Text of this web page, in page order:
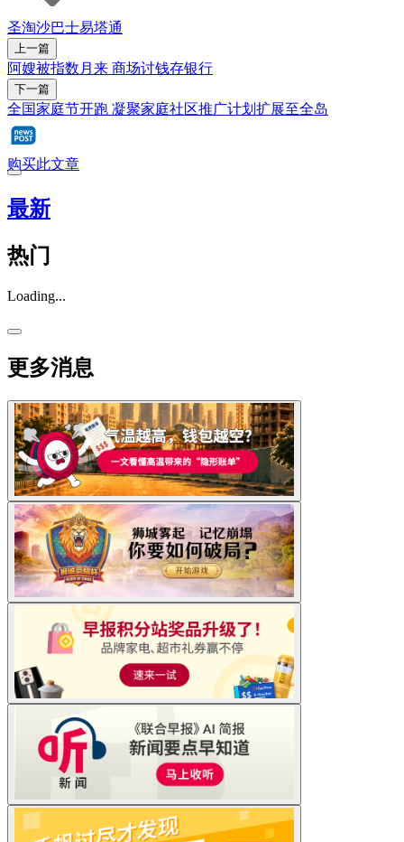
圣淘沙巴士易塔通
上一篇
阿嫂被指数月来 商场讨钱存银行
下一篇
全国家庭节开跑 凝聚家庭社区推广计划扩展至全岛
购买此文章
最新
热门
Loading...
更多消息